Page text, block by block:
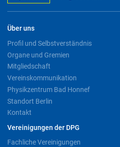
Über uns
Profil und Selbstverständnis
Organe und Gremien
Mitgliedschaft
Vereinskommunikation
Physikzentrum Bad Honnef
Standort Berlin
Kontakt
Vereinigungen der DPG
Fachliche Vereinigungen